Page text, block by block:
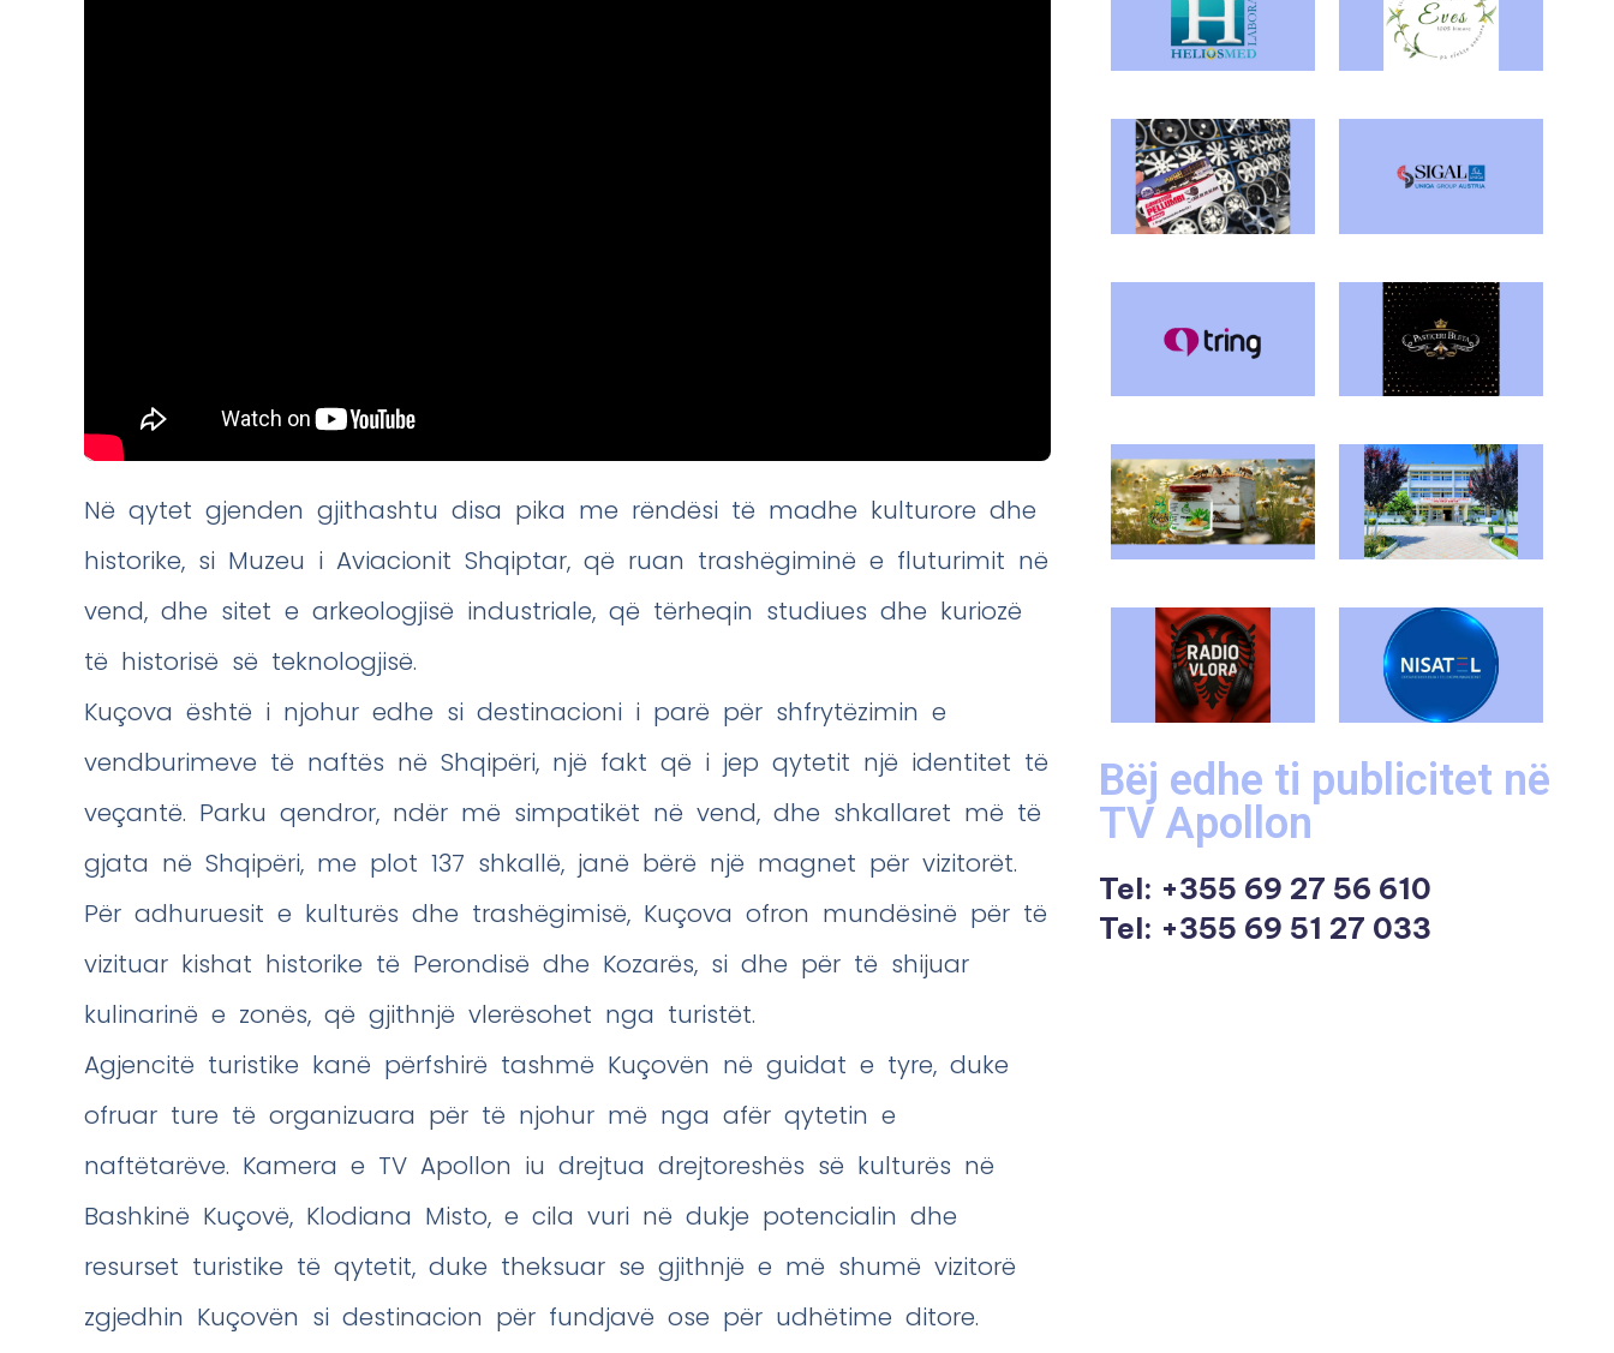
Në qytet gjenden gjithashtu disa pika me rëndësi të madhe kulturore dhe
historike, si Muzeu i Aviacionit Shqiptar, që ruan trashëgiminë e fluturimit në
vend, dhe sitet e arkeologjisë industriale, që tërheqin studiues dhe kuriozë
të historisë së teknologjisë.
Kuçova është i njohur edhe si destinacioni i parë për shfrytëzimin e
vendburimeve të naftës në Shqipëri, një fakt që i jep qytetit një identitet të
veçantë. Parku qendror, ndër më simpatikët në vend, dhe shkallaret më të
gjata në Shqipëri, me plot 137 shkallë, janë bërë një magnet për vizitorët.
Për adhuruesit e kulturës dhe trashëgimisë, Kuçova ofron mundësinë për të
vizituar kishat historike të Perondisë dhe Kozarës, si dhe për të shijuar
kulinarinë e zonës, që gjithnjë vlerësohet nga turistët.
Agjencitë turistike kanë përfshirë tashmë Kuçovën në guidat e tyre, duke
ofruar ture të organizuara për të njohur më nga afër qytetin e
naftëtarëve. Kamera e TV Apollon iu drejtua drejtoreshës së kulturës në
Bashkinë Kuçovë, Klodiana Misto, e cila vuri në dukje potencialin dhe
resurset turistike të qytetit, duke theksuar se gjithnjë e më shumë vizitorë
zgjedhin Kuçovën si destinacion për fundjavë ose për udhëtime ditore.
Bëj edhe ti publicitet në
TV Apollon
Tel: +355 69 27 56 610
Tel: +355 69 51 27 033